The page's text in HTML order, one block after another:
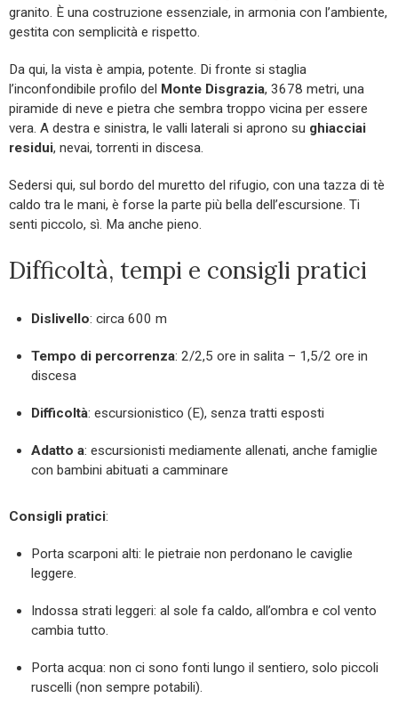
granito. È una costruzione essenziale, in armonia con l’ambiente,
gestita con semplicità e rispetto.
Da qui, la vista è ampia, potente. Di fronte si staglia
l’inconfondibile profilo del
Monte Disgrazia, 3678 metri, una
piramide di neve e pietra che sembra troppo vicina per essere
vera. A destra e sinistra, le valli laterali si aprono su ghiacciai
residui, nevai, torrenti in discesa.
Sedersi qui, sul bordo del muretto del rifugio, con una tazza di tè
caldo tra le mani, è forse la parte più bella dell’escursione. Ti
senti piccolo, sì. Ma anche pieno.
Difficoltà, tempi e consigli pratici
Dislivello: circa 600 m
Tempo di percorrenza: 2/2,5 ore in salita – 1,5/2 ore in
discesa
Difficoltà: escursionistico (E), senza tratti esposti
Adatto a: escursionisti mediamente allenati, anche famiglie
con bambini abituati a camminare
Consigli pratici:
Porta scarponi alti: le pietraie non perdonano le caviglie
leggere.
Indossa strati leggeri: al sole fa caldo, all’ombra e col vento
cambia tutto.
Porta acqua: non ci sono fonti lungo il sentiero, solo piccoli
ruscelli (non sempre potabili).